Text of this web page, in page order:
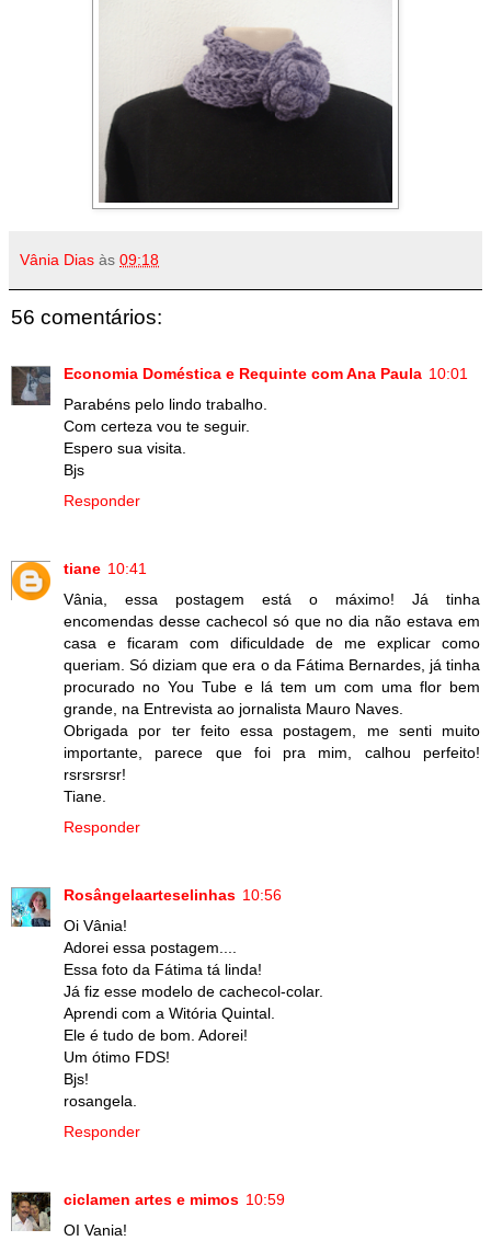
Vânia Dias às 09:18
56 comentários:
Economia Doméstica e Requinte com Ana Paula 10:01
Parabéns pelo lindo trabalho.
Com certeza vou te seguir.
Espero sua visita.
Bjs
Responder
tiane 10:41
Vânia, essa postagem está o máximo! Já tinha
encomendas desse cachecol só que no dia não estava em
casa e ficaram com dificuldade de me explicar como
queriam. Só diziam que era o da Fátima Bernardes, já tinha
procurado no You Tube e lá tem um com uma flor bem
grande, na Entrevista ao jornalista Mauro Naves.
Obrigada por ter feito essa postagem, me senti muito
importante, parece que foi pra mim, calhou perfeito!
rsrsrsrsr!
Tiane.
Responder
Rosângelaarteselinhas 10:56
Oi Vânia!
Adorei essa postagem....
Essa foto da Fátima tá linda!
Já fiz esse modelo de cachecol-colar.
Aprendi com a Witória Quintal.
Ele é tudo de bom. Adorei!
Um ótimo FDS!
Bjs!
rosangela.
Responder
ciclamen artes e mimos 10:59
OI Vania!